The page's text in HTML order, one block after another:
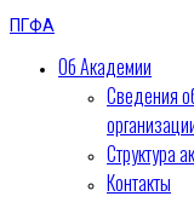
ПГФА
Об Академии
Сведения
Структура
Контакты